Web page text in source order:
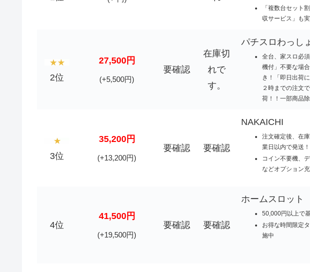
「複数台セット
収サービス」も
2位
27,500円
(+5,500円)
要確認
在庫切
れで
す。
パチスロわっし
全台、家スロ必
機付」不要な場
き！「即日出荷
２時までの注文
荷！！一部商品除
3位
35,200円
(+13,200円)
要確認 要確認
NAKAICHI
注文確定後、在
業日以内で発送！
コイン不要機、
などオプション充
4位
41,500円
(+19,500円)
要確認 要確認
ホームスロット
50,000円以上で
お得な時間限定
施中